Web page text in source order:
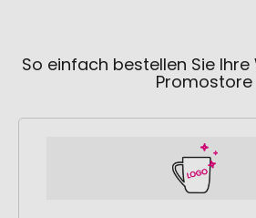
So einfach bestellen Sie
Promostore